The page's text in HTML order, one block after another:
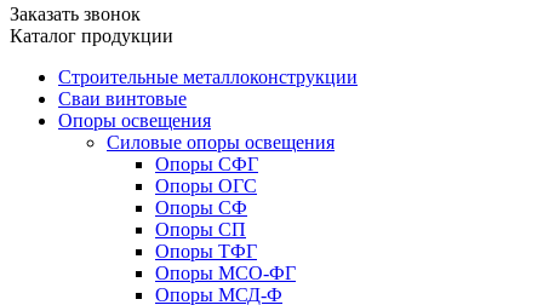
Заказать звонок
Каталог продукции
Строительные металлоконструкции
Сваи винтовые
Опоры освещения
Силовые опоры освещения
Опоры СФГ
Опоры ОГС
Опоры СФ
Опоры СП
Опоры ТФГ
Опоры МСО-ФГ
Опоры МСД-Ф